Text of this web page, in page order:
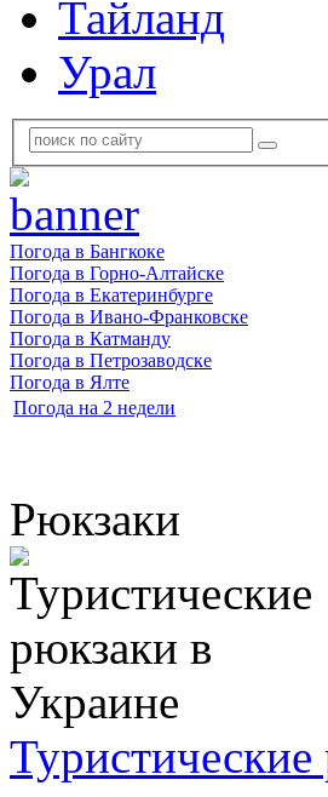
Тайланд
Урал
Погода в Бангкоке
Погода в Горно-Алтайске
Погода в Екатеринбурге
Погода в Ивано-Франковске
Погода в Катманду
Погода в Петрозаводске
Погода в Ялте
Погода на 2 недели
Рюкзаки